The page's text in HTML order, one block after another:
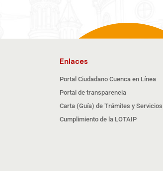
Enlaces
Portal Ciudadano Cuenca en Línea
Portal de transparencia
Carta (Guía) de Trámites y Servicios
Cumplimiento de la LOTAIP